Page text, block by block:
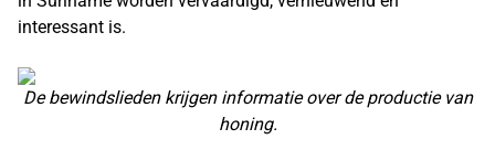
interessant is.
De bewindslieden krijgen informatie over de productie van
honing.